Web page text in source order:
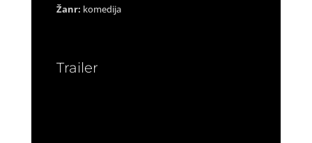
Žanr: komedija
Trailer